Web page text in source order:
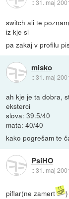
::31. maj
switch ali te
iz kje si
pa zakaj v profilu
misko
::31. maj
ah kje je ta dobra,
eksterci
slova: 39.5/40
mata: 40/40
kako pogrešam te
PsiHO
::31. maj
piflar(ne zamert )